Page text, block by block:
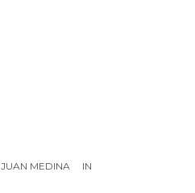
JUAN MEDINA
IN